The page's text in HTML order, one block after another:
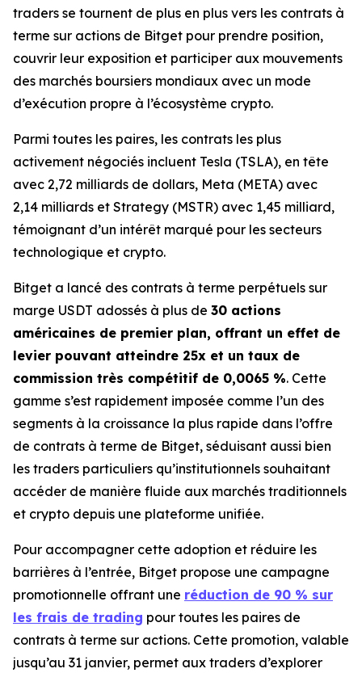
traders se tournent de plus en plus vers les contrats à
terme sur actions de Bitget pour prendre position,
couvrir leur exposition et participer aux mouvements
des marchés boursiers mondiaux avec un mode
d’exécution propre à l’écosystème crypto.
Parmi toutes les paires, les contrats les plus
activement négociés incluent Tesla (TSLA), en tête
avec 2,72 milliards de dollars, Meta (META) avec
2,14 milliards et Strategy (MSTR) avec 1,45 milliard,
témoignant d’un intérêt marqué pour les secteurs
technologique et crypto.
Bitget a lancé des contrats à terme perpétuels sur
marge USDT adossés à plus de 30 actions
américaines de premier plan, offrant un effet de
levier pouvant atteindre 25x et un taux de
commission très compétitif de 0,0065 %. Cette
gamme s’est rapidement imposée comme l’un des
segments à la croissance la plus rapide dans l’offre
de contrats à terme de Bitget, séduisant aussi bien
les traders particuliers qu’institutionnels souhaitant
accéder de manière fluide aux marchés traditionnels
et crypto depuis une plateforme unifiée.
Pour accompagner cette adoption et réduire les
barrières à l’entrée, Bitget propose une campagne
promotionnelle offrant une réduction de 90 % sur
les frais de trading pour toutes les paires de
contrats à terme sur actions. Cette promotion, valable
jusqu’au 31 janvier, permet aux traders d’explorer